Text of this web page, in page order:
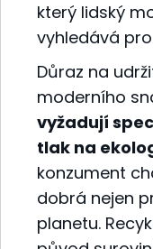
který lidský
vyhledává
Důraz na
moderního
vyžadují
tlak na
konzument
dobrá nejen
planetu.